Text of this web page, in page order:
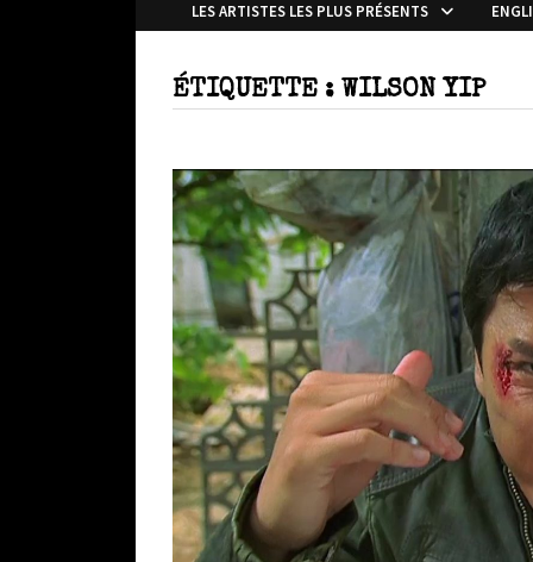
LES ARTISTES LES PLUS PRÉSENTS
ÉTIQUETTE : WILSON YIP